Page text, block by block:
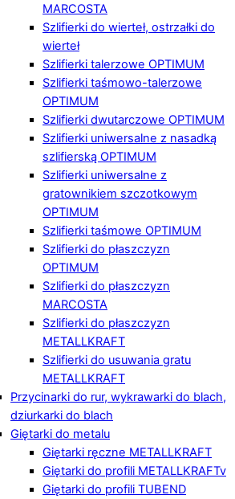
MARCOSTA
Szlifierki do wierteł, ostrzałki do
wierteł
Szlifierki talerzowe OPTIMUM
Szlifierki taśmowo-talerzowe
OPTIMUM
Szlifierki dwutarczowe OPTIMUM
Szlifierki uniwersalne z nasadką
szlifierską OPTIMUM
Szlifierki uniwersalne z
gratownikiem szczotkowym
OPTIMUM
Szlifierki taśmowe OPTIMUM
Szlifierki do płaszczyzn
OPTIMUM
Szlifierki do płaszczyzn
MARCOSTA
Szlifierki do płaszczyzn
METALLKRAFT
Szlifierki do usuwania gratu
METALLKRAFT
Przycinarki do rur, wykrawarki do blach,
dziurkarki do blach
Giętarki do metalu
Giętarki ręczne METALLKRAFT
Giętarki do profili METALLKRAFTv
Giętarki do profili TUBEND